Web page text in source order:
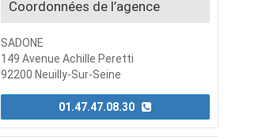
Coordonnées de l’agence
SADONE
149 Avenue Achille Peretti
92200 Neuilly-Sur-Seine
01.47.47.08.30